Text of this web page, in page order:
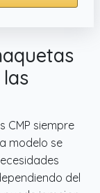
CMP siempre
modelo se
del